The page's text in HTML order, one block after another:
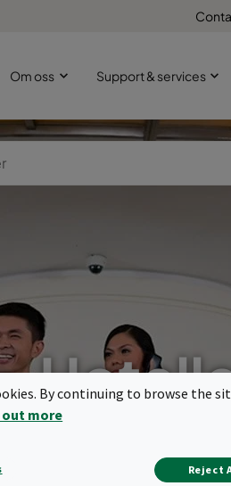
Om oss Support & services
By continuing to browse the
out more
Reject